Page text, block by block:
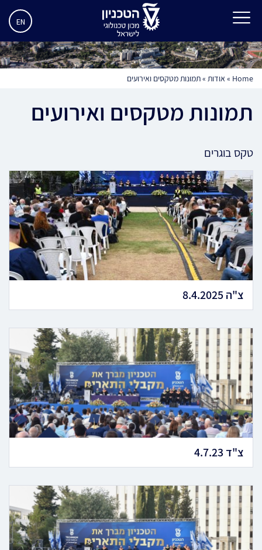
EN
Home
» אודות »תמונות מטקסים ואירועים
תמונות מטקסים ואירועים
טקס בוגרים
צ"ה 8.4.2025
צ"ד 4.7.23